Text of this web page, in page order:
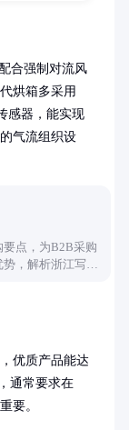
合强制对流风
烘箱多采用
感器，能实现
气流组织设
点，为B2B采购
，解析浙江写真
优质产品能达
通常要求在
要。